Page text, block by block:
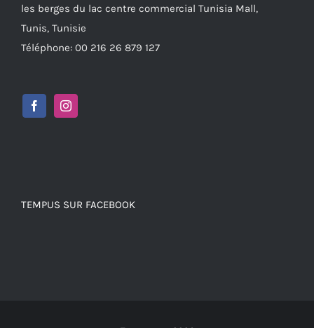
les berges du lac centre commercial Tunisia Mall,
Tunis, Tunisie
Téléphone: 00 216 26 879 127
TEMPUS SUR FACEBOOK